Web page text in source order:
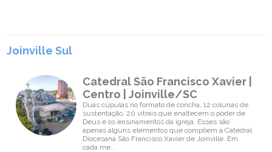
Joinville Sul
Catedral São Francisco Xavier |
Centro | Joinville/SC
Duas cúpulas no formato de concha, 12 colunas de
sustentação, 20 vitrais que enaltecem o poder de
Deus e os ensinamentos da igreja. Esses são
apenas alguns elementos que compõem a Catedral
Diocesana São Francisco Xavier de Joinville. Em
cada me...